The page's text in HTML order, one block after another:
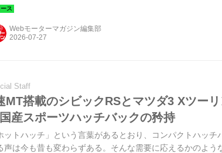
Webモーターマガジン編集部
Staff
MT搭載のシビックRSとマツダ3 Xツー
産スポーツハッチバックの矜持
ットハッチ」という言葉があるとおり、コンパクトハッ
声は今も昔も変わらずある。そんな需要に応えるかのよう